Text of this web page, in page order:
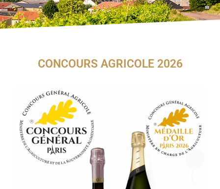
CONCOURS AGRICOLE 2026